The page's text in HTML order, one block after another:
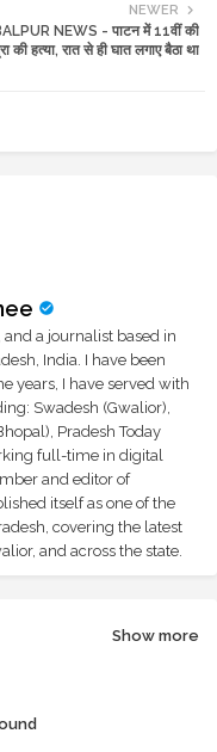
NEWER
NEWS - पाटन में 11वीं की
की हत्या, रात से ही घात लगाए बैठा था
a journalist based in
India. I have been
years, I have served with
Swadesh (Gwalior),
Pradesh Today
full-time in digital
and editor of
itself as one of the
covering the latest
and across the state.
Show more